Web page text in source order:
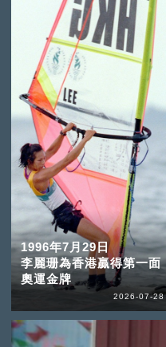
1996年7月29日
李麗珊為香港贏得第一面
奧運金牌
2026-07-28